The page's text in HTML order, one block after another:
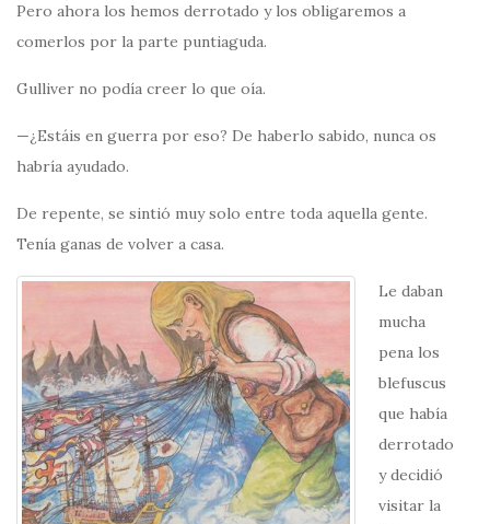
Pero ahora los hemos derrotado y los obligaremos a
comerlos por la parte puntiaguda.
Gulliver no podía creer lo que oía.
—¿Estáis en guerra por eso? De haberlo sabido, nunca os
habría ayudado.
De repente, se sintió muy solo entre toda aquella gente.
Tenía ganas de volver a casa.
Le daban
mucha
pena los
blefuscus
que había
derrotado
y decidió
visitar la